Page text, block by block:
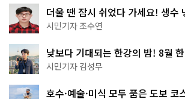
더울 땐 잠시 쉬었다 가세요! 생수
·무더위쉼터까지
시민기자 조수연
낮보다 기대되는 한강의 밤! 8월
핑' 예약은?
시민기자 김성무
호수·예술·미식 모두 품은 도보